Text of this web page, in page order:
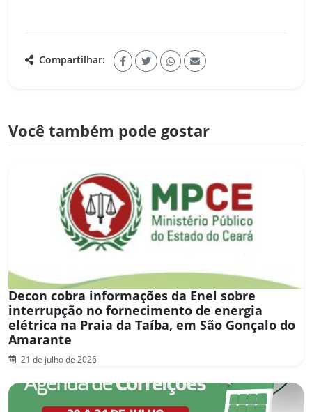
Compartilhar:
Você também pode gostar
Decon cobra informações da Enel sobre
interrupção no fornecimento de energia
elétrica na Praia da Taíba, em São Gonçalo do
Amarante
21 de julho de 2026